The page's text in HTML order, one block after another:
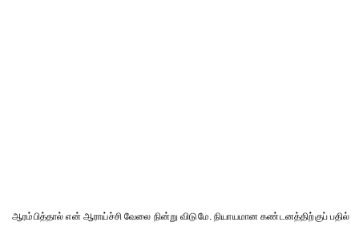
ஆரம்பித்தால் என் ஆராய்ச்சி வேலை நின்று விடுமே. நியாயமான கண்டனத்திற்குப் பதில்